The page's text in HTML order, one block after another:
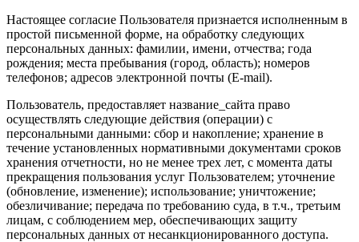
Настоящее согласие Пользователя признается исполненным в
простой письменной форме, на обработку следующих
персональных данных: фамилии, имени, отчества; года
рождения; места пребывания (город, область); номеров
телефонов; адресов электронной почты (E-mail).
Пользователь, предоставляет название_сайта право
осуществлять следующие действия (операции) с
персональными данными: сбор и накопление; хранение в
течение установленных нормативными документами сроков
хранения отчетности, но не менее трех лет, с момента даты
прекращения пользования услуг Пользователем; уточнение
(обновление, изменение); использование; уничтожение;
обезличивание; передача по требованию суда, в т.ч., третьим
лицам, с соблюдением мер, обеспечивающих защиту
персональных данных от несанкционированного доступа.